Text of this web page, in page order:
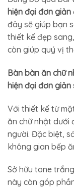
hiện đại đơn giản
đây sẽ giúp bạn
thiết kế đẹp
còn giúp quý vị
Bàn bàn ăn chữ
hiện đại đơn
Với thiết kế từ
ăn chữ nhật dưới
người. Đặc biệt,
không gian bếp
Sở hữu tone
này còn góp